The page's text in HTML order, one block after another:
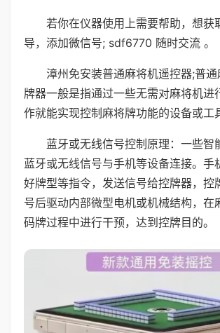
若你在仪器使用上需要帮助，想获
导，添加微信号; sdf6770 随时交流 。
漳州免安装普通麻将机遥控器;普
牌器一般是指通过一些无需对麻将机进
作就能实现控制麻将牌功能的设备或工
蓝牙或无线信号控制原理：一些智
蓝牙或无线信号与手机等设备连接。手
好牌型等指令，发送信号给控牌器，控
号后驱动内部微型电机或机械结构，在
码牌过程中进行干预，达到控牌目的。